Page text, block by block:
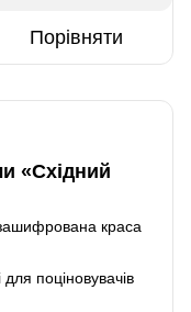
Порівняти
«Східний
краса
поціновувачів